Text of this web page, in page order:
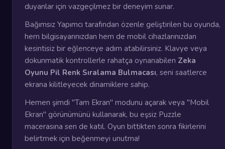
duyanlar için vazgeçilmez bir deneyim sunar.
Bağımsız Yapımcı tarafından özenle geliştirilen bu oyunda,
hem bilgisayarınızdan hem de mobil cihazlarınızdan
kesintisiz bir eğlenceye adım atabilirsiniz. Klavye veya
dokunmatik kontrollerle rahatça oynanabilen Zeka
Oyunu Pil Renk Sıralama Bulmacası, seni saatlerce
ekrana kilitleyecek dinamiklere sahip.
Hemen şimdi "Tam Ekran" modunu açarak veya "Mobil
Ekran" görünümünü kullanarak, bu eşsiz Puzzle
macerasına sen de katıl. Oyun bittikten sonra fikirlerini
belirtmek için beğenmeyi unutma!